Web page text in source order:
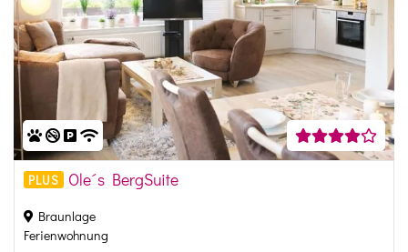
PLUS Ole´s BergSuite
Braunlage
Ferienwohnung